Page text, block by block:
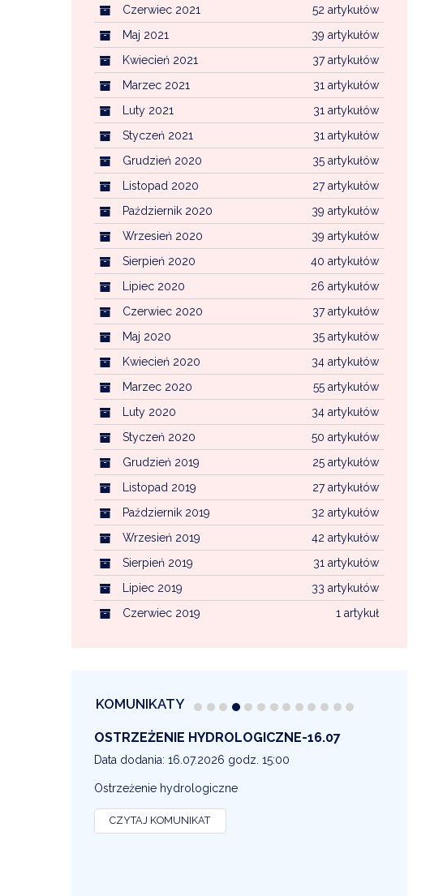
52 artykułów
Czerwiec 2021
39 artykułów
Maj 2021
37 artykułów
Kwiecień 2021
31 artykułów
Marzec 2021
31 artykułów
Luty 2021
31 artykułów
Styczeń 2021
35 artykułów
Grudzień 2020
27 artykułów
Listopad 2020
39 artykułów
Październik 2020
39 artykułów
Wrzesień 2020
40 artykułów
Sierpień 2020
26 artykułów
Lipiec 2020
37 artykułów
Czerwiec 2020
35 artykułów
Maj 2020
34 artykułów
Kwiecień 2020
55 artykułów
Marzec 2020
34 artykułów
Luty 2020
50 artykułów
Styczeń 2020
25 artykułów
Grudzień 2019
27 artykułów
Listopad 2019
32 artykułów
Październik 2019
42 artykułów
Wrzesień 2019
31 artykułów
Sierpień 2019
33 artykułów
Lipiec 2019
1 artykuł
Czerwiec 2019
KOMUNIKATY
OSTRZEŻENIE METEOROLOGICZNE 16-07
Data dodania: 16.07.2026 godz. 14:30
OSTRZEŻENIE METEOROLOGICZNE
CZYTAJ KOMUNIKAT